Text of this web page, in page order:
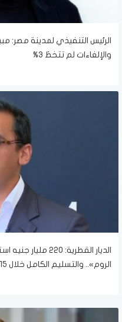
الرئيس التنفيذي لمدينة مصر:
والإلغاءات لم تتخطَ 3%
الديار القطرية:
الروم».. والتسليم الكامل خلال 15 عامًا